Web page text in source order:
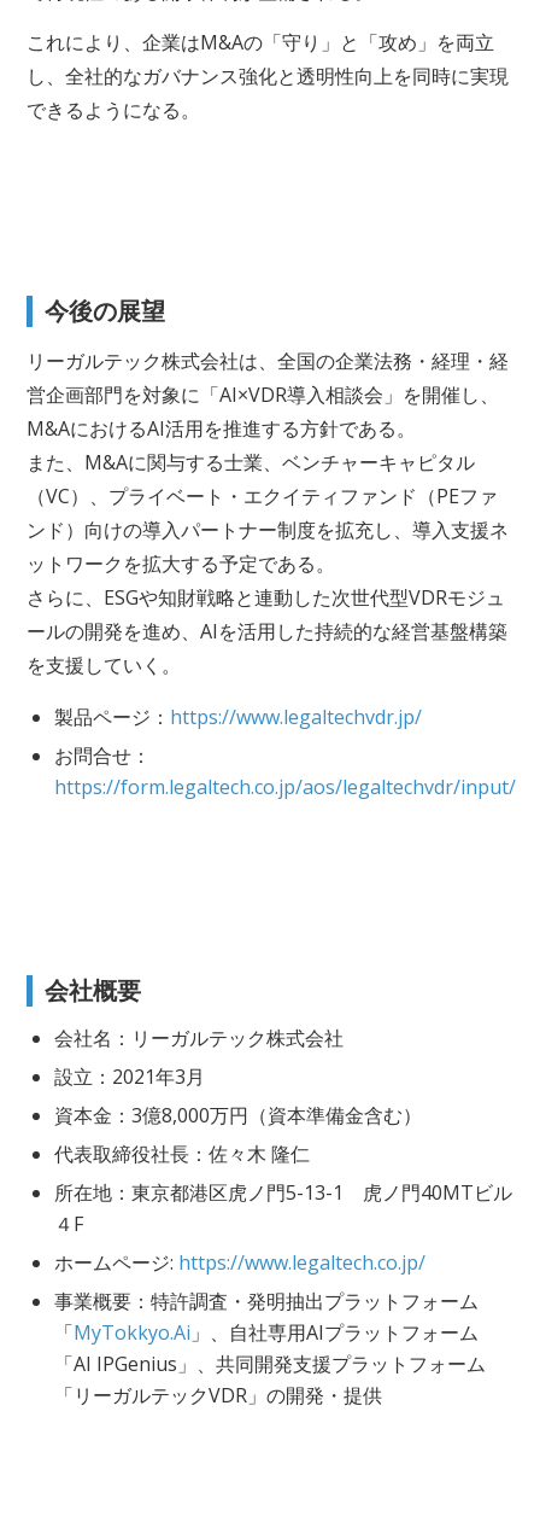
これにより、企業はM&Aの「守り」と「攻め」を両立
し、全社的なガバナンス強化と透明性向上を同時に実現
できるようになる。
今後の展望
リーガルテック株式会社は、全国の企業法務・経理・経
営企画部門を対象に「AI×VDR導入相談会」を開催し、
M&AにおけるAI活用を推進する方針である。
また、M&Aに関与する士業、ベンチャーキャピタル
（VC）、プライベート・エクイティファンド（PEファ
ンド）向けの導入パートナー制度を拡充し、導入支援ネ
ットワークを拡大する予定である。
さらに、ESGや知財戦略と連動した次世代型VDRモジュ
ールの開発を進め、AIを活用した持続的な経営基盤構築
を支援していく。
製品ページ： https://www.legaltechvdr.jp/
お問合せ：
https://form.legaltech.co.jp/aos/legaltechvdr/input/
会社概要
会社名：リーガルテック株式会社
設立：2021年3月
資本金：3億8,000万円（資本準備金含む）
代表取締役社長：佐々木 隆仁
所在地：東京都港区虎ノ門5-13-1 虎ノ門40MTビル
４F
ホームページ: https://www.legaltech.co.jp/
事業概要：特許調査・発明抽出プラットフォーム
「MyTokkyo.Ai 」、自社専用AIプラットフォーム
「AI IPGenius」、共同開発支援プラットフォーム
「リーガルテックVDR」の開発・提供